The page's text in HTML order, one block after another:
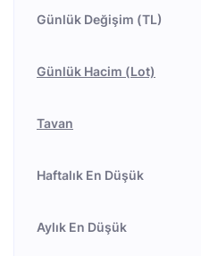
Günlük Değişim (TL)
Günlük Hacim (Lot)
Tavan
Haftalık En Düşük
Aylık En Düşük